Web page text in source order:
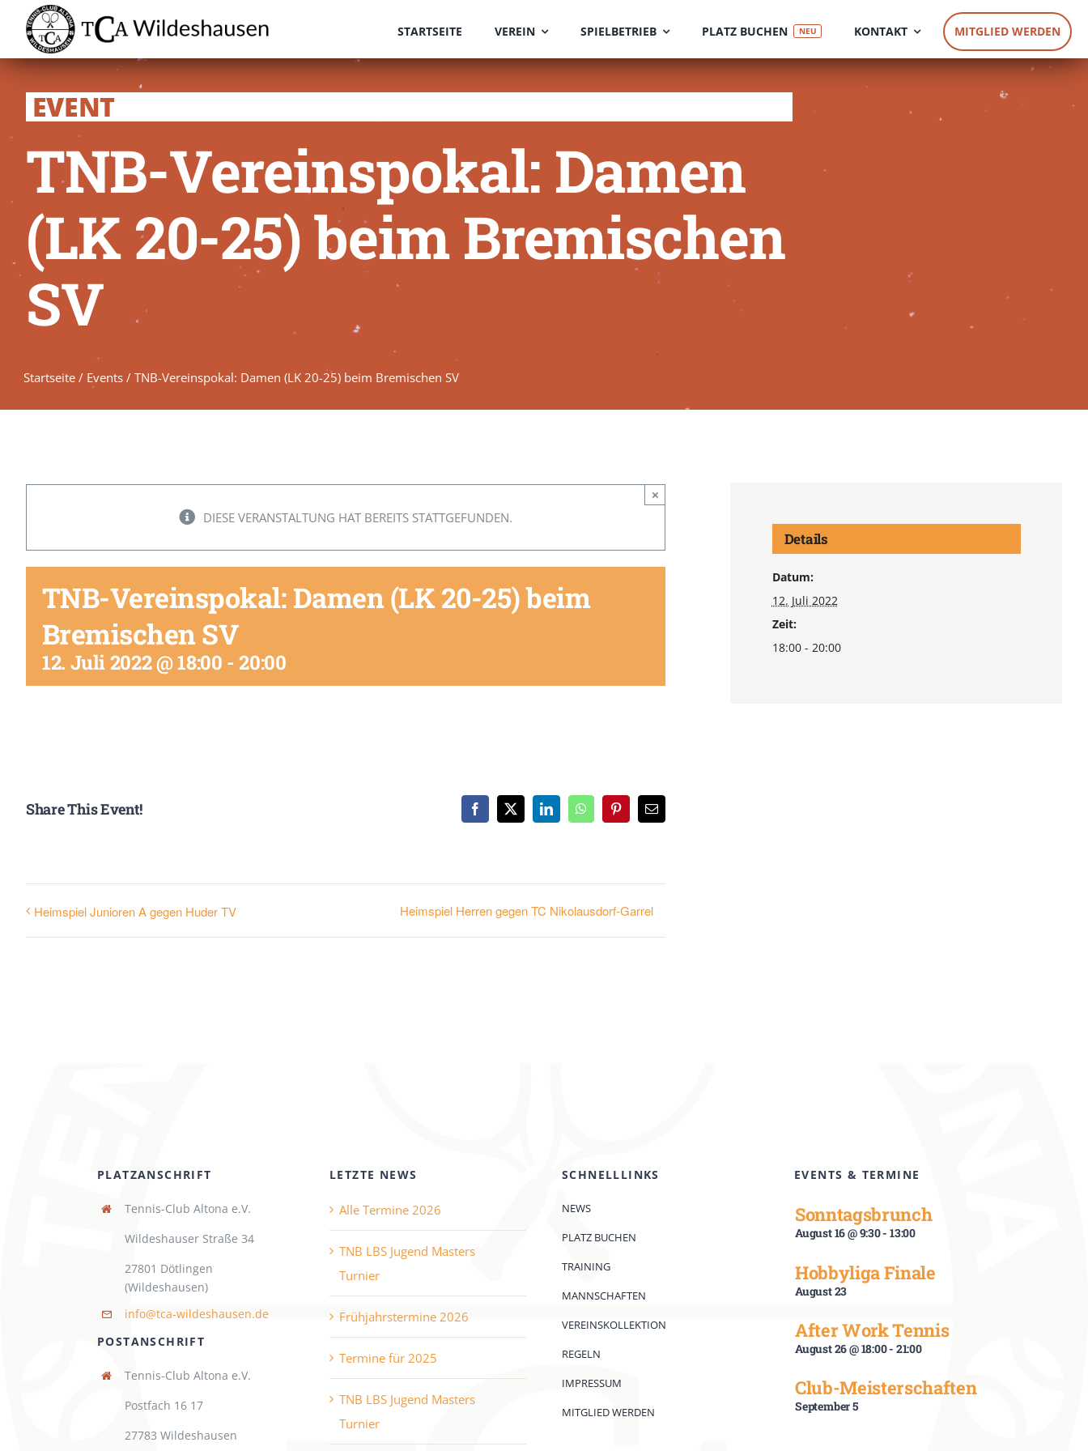
Inhalt
springen
STARTSEITE VEREIN SPIELBETRIEB PLATZ BUCHEN NEU KONTAKT MITGLIED WERDEN
EVENT
TNB-Vereinspokal: Damen
(LK 20-25) beim Bremischen
SV
Startseite / Events / TNB-Vereinspokal: Damen (LK 20-25) beim Bremischen SV
DIESE VERANSTALTUNG HAT BEREITS STATTGEFUNDEN.
×
TNB-Vereinspokal: Damen (LK 20-25) beim
Bremischen SV
12. Juli 2022 @ 18:00 -20:00
Share This Event! Facebook
X LinkedInWhatsAppPinterest
E-
Mail
Heimspiel Junioren A gegen Huder TV Heimspiel Herren gegen TC Nikolausdorf-Garrel
Details
Datum:
12. Juli 2022
Zeit:
18:00 - 20:00
PLATZANSCHRIFT
Tennis-Club Altona e.V.
Wildeshauser Straße 34
27801 Dötlingen
(Wildeshausen)
info@tca-wildeshausen.de
POSTANSCHRIFT
Tennis-Club Altona e.V.
Postfach 16 17
27783 Wildeshausen
LETZTE NEWS
Alle Termine 2026
TNB LBS Jugend Masters
Turnier
Frühjahrstermine 2026
Termine für 2025
TNB LBS Jugend Masters
Turnier
SCHNELLLINKS
NEWS
PLATZ BUCHEN
TRAINING
MANNSCHAFTEN
VEREINSKOLLEKTION
REGELN
IMPRESSUM
MITGLIED WERDEN
EVENTS & TERMINE
Sonntagsbrunch
August 16 @ 9:30-13:00
Hobbyliga Finale
August 23
After Work Tennis
August 26 @ 18:00- 21:00
Club-Meisterschaften
September 5